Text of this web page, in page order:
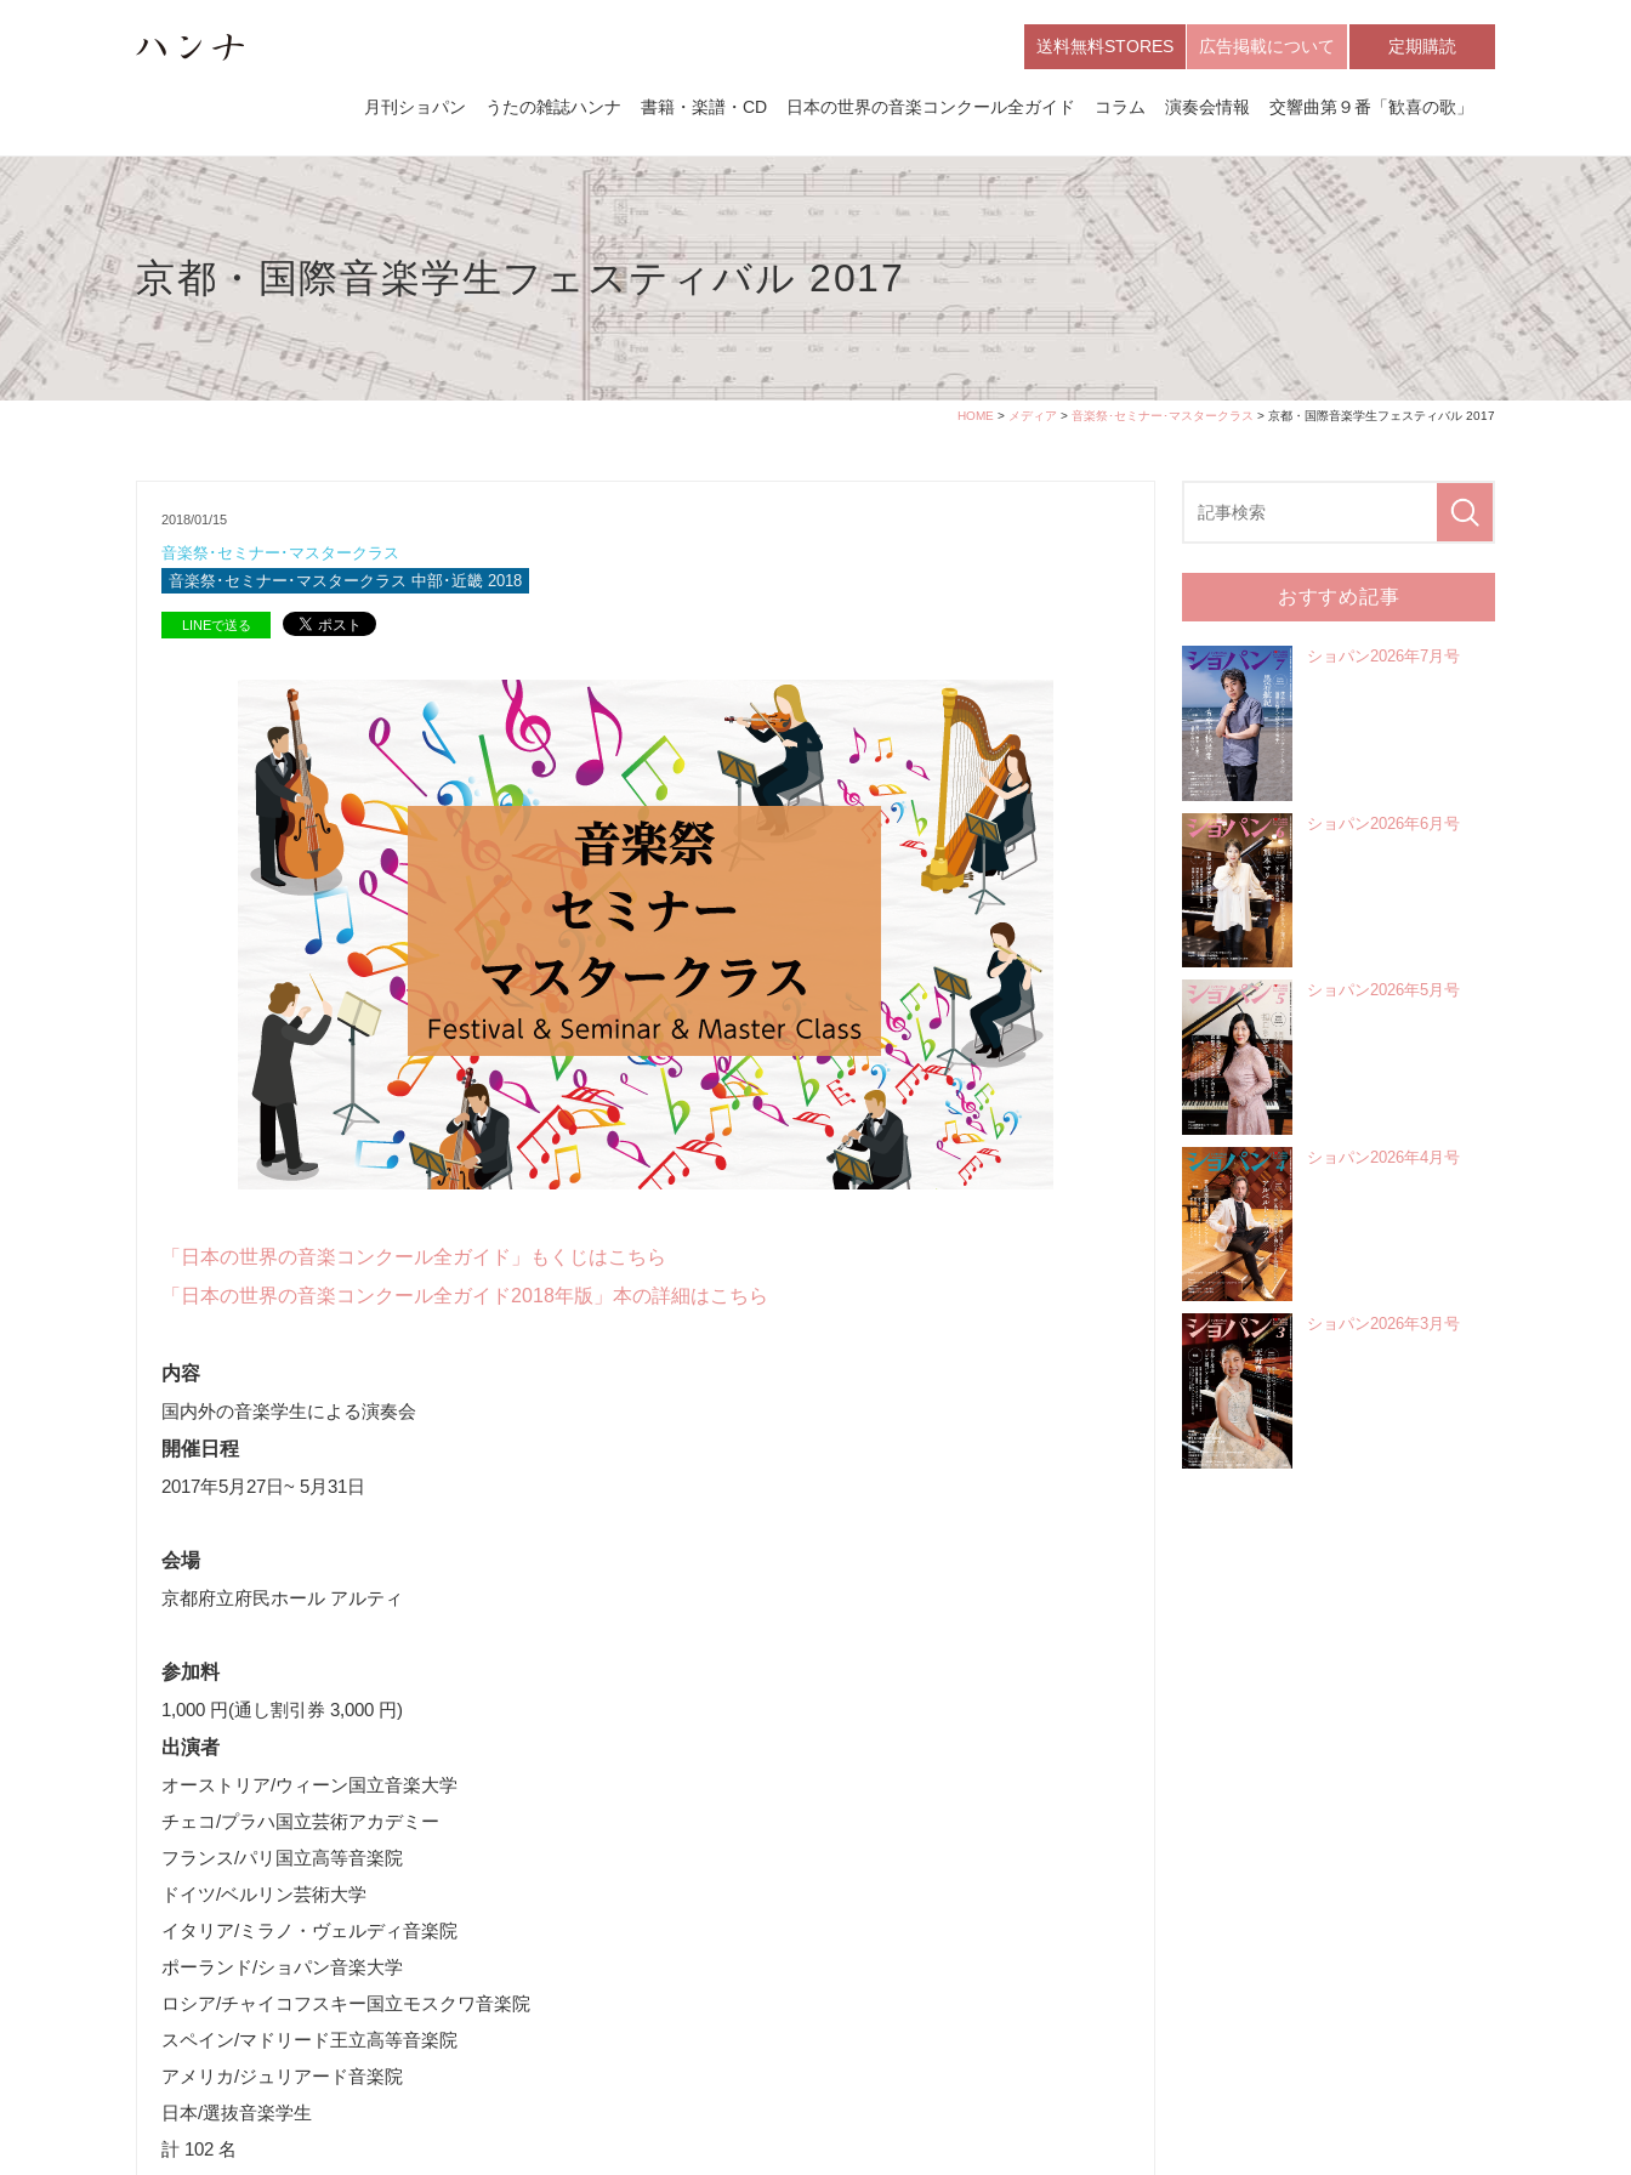
送料無料STORES 広告掲載について 定期購読
月刊ショパン うたの雑誌ハンナ 書籍・楽譜・CD 日本の世界の音楽コンクール全ガイド コラム 演奏会情報 交響曲第９番「歓喜の歌」
京都・国際音楽学生フェスティバル 2017
HOME > メディア > 音楽祭･セミナー･マスタークラス > 京都・国際音楽学生フェスティバル 2017
2018/01/15
音楽祭･セミナー･マスタークラス
音楽祭･セミナー･マスタークラス 中部･近畿 2018
LINEで送る
「日本の世界の音楽コンクール全ガイド」もくじはこちら
「日本の世界の音楽コンクール全ガイド2018年版」本の詳細はこちら
内容
国内外の音楽学生による演奏会
開催日程
2017年5月27日~ 5月31日
会場
京都府立府民ホール アルティ
参加料
1,000 円(通し割引券 3,000 円)
出演者
オーストリア/ウィーン国立音楽大学
チェコ/プラハ国立芸術アカデミー
フランス/パリ国立高等音楽院
ドイツ/ベルリン芸術大学
イタリア/ミラノ・ヴェルディ音楽院
ポーランド/ショパン音楽大学
ロシア/チャイコフスキー国立モスクワ音楽院
スペイン/マドリード王立高等音楽院
アメリカ/ジュリアード音楽院
日本/選抜音楽学生
計 102 名
おすすめ記事
ショパン2026年7月号
ショパン2026年6月号
ショパン2026年5月号
ショパン2026年4月号
ショパン2026年3月号